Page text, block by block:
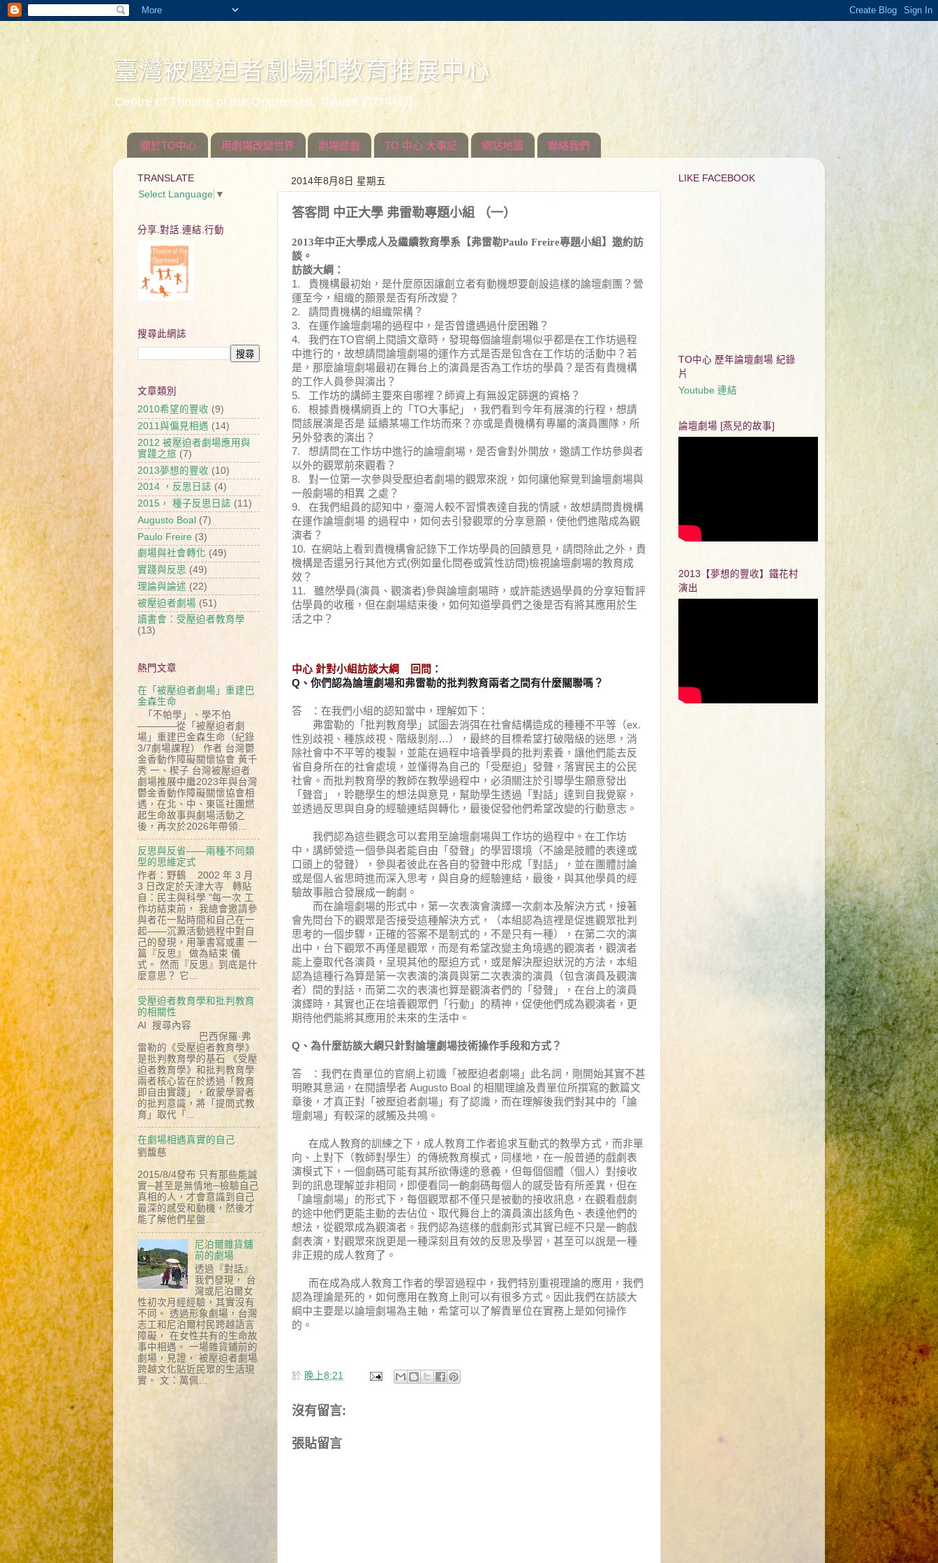
臺灣被壓迫者劇場和教育推展中心
Centre of Theatre of the Oppressed, Taiwan (TO中心)
關於TO中心 用劇場改變世界 劇場遊戲 TO 中心 大事記 網站地圖 聯絡我們
2014年8月8日 星期五
答客問 中正大學 弗雷勒專題小組 （一）
2013年中正大學成人及繼續教育學系【弗雷勒Paulo Freire專題小組】邀約訪
談。
訪談大綱：
1.
貴機構最初始，是什麼原因讓創立者有動機想要創設這樣的論壇劇團？營
運至今，組織的願景是否有所改變？
2.
請問貴機構的組織架構？
3.
在運作論壇劇場的過程中，是否曾遭遇過什麼困難？
4.
我們在TO官網上閱讀文章時，發現每個論壇劇場似乎都是在工作坊過程
中進行的，故想請問論壇劇場的運作方式是否是包含在工作坊的活動中？若
是，那麼論壇劇場最初在舞台上的演員是否為工作坊的學員？是否有貴機構
的工作人員參與演出？
5.
工作坊的講師主要來自哪裡？師資上有無設定篩選的資格？
6.
根據貴機構網頁上的「 TO大事紀」，我們看到今年有展演的行程，想請
問該展演是否是 延續某場工作坊而來？亦或是貴機構有專屬的演員團隊，所
另外發表的演出？
7.
想請問在工作坊中進行的論壇劇場，是否會對外開放，邀請工作坊參與者
以外的觀眾前來觀看？
8.
對一位第一次參與受壓迫者劇場的觀眾來說，如何讓他察覺到論壇劇場與
一般劇場的相異 之處？
9.
在我們組員的認知中，臺灣人較不習慣表達自我的情感，故想請問貴機構
在運作論壇劇場 的過程中，如何去引發觀眾的分享意願，使他們進階成為觀
演者？
10. 在網站上看到貴機構會記錄下工作坊學員的回饋意見，請問除此之外，貴
機構是否還另行其他方式(例如量化問卷或質性訪問)檢視論壇劇場的教育成
效？
11.
雖然學員(演員、觀演者)參與論壇劇場時，或許能透過學員的分享短暫評
估學員的收穫，但在劇場結束後，如何知道學員們之後是否有將其應用於生
活之中？
中心 針對小組訪談大綱 回問：
Q、你們認為論壇劇場和弗雷勒的批判教育兩者之間有什麼關聯嗎？
答 ：在我們小組的認知當中， 理解如下：
弗雷勒的「批判教育學」試圖去消弭在社會結構造成的種種不平等（ex.
性別歧視、種族歧視、階級剝削…）， 最終的目標希望打破階級的迷思，消
除社會中不平等的複製， 並能在過程中培養學員的批判素養， 讓他們能去反
省自身所在的社會處境，並懂得為自己的「受壓迫」 發聲，落實民主的公民
社會。而批判教育學的教師在教學過程中， 必須關注於引導學生願意發出
「聲音」，聆聽學生的想法與意見， 幫助學生透過「對話」達到自我覺察，
並透過反思與自身的經驗連結與轉化， 最後促發他們希望改變的行動意志。
我們認為這些觀念可以套用至論壇劇場與工作坊的過程中。 在工作坊
中，講師營造一個參與者能自由「發聲」的學習環境（不論是肢體的表達或
口頭上的發聲）， 參與者彼此在各自的發聲中形成「對話」， 並在團體討論
或是個人省思時進而深入思考，與自身的經驗連結， 最後，與其他學員的經
驗故事融合發展成一齣劇。
而在論壇劇場的形式中，第一次表演會演繹一次劇本及解決方式， 接著
會先問台下的觀眾是否接受這種解決方式，（本組認為這裡是促進觀眾批判
思考的一個步驟， 正確的答案不是制式的，不是只有一種），在第二次的演
出中， 台下觀眾不再僅是觀眾，而是有希望改變主角境遇的觀演者， 觀演者
能上臺取代各演員，呈現其他的壓迫方式， 或是解決壓迫狀況的方法， 本組
認為這種行為算是第一次表演的演員與第二次表演的演員（包含演員及觀演
者）間的對話，而第二次的表演也算是觀演者們的「 發聲」，在台上的演員
演繹時，其實也正在培養觀眾們「行動」 的精神，促使他們成為觀演者， 更
期待他們能將其應用於未來的生活中。
Q、 為什麼訪談大綱只針對論壇劇場技術操作手段和方式 ？
答   ： 我們在貴單位的官網上初識「被壓迫者劇場」此名詞， 剛開始其實不甚
明瞭其意涵，在閱讀學者 Augusto Boal 的相關理論及貴單位所撰寫的數篇文
章後，才真正對「 被壓迫者劇場」有了認識，而在理解後我們對其中的「論
壇劇場」 有較深的感觸及共鳴。
在成人教育的訓練之下，成人教育工作者追求互動式的教學方式， 而非單
向、上對下（教師對學生）的傳統教育模式，同樣地， 在一般普通的戲劇表
演模式下，一個劇碼可能有其所欲傳達的意義， 但每個個體（個人）對接收
到的訊息理解並非相同， 即便看同一齣劇碼每個人的感受皆有所差異，但在
「論壇劇場」 的形式下，每個觀眾都不僅只是被動的接收訊息， 在觀看戲劇
的途中他們更能主動的去佔位、 取代舞台上的演員演出該角色、表達他們的
想法， 從觀眾成為觀演者。 我們認為這樣的戲劇形式其實已經不只是一齣戲
劇表演， 對觀眾來說更是一種深刻且有效的反思及學習， 甚至可以說是一種
非正規的成人教育了。
而在成為成人教育工作者的學習過程中，我們特別重視理論的應用， 我們
認為理論是死的，如何應用在教育上則可以有很多方式。 因此我們在訪談大
綱中主要是以論壇劇場為主軸， 希望可以了解貴單位在實務上是如何操作
的。
於 晚上8:21
沒有留言:
張貼留言
TRANSLATE
Select Language ▼
分享.對話.連結.行動
搜尋此網誌
文章類別
2010希望的豐收 (9)
2011與偏見相遇 (14)
2012 被壓迫者劇場應用與
實踐之旅 (7)
2013夢想的豐收 (10)
2014 ，反思日誌 (4)
2015， 種子反思日誌 (11)
Augusto Boal (7)
Paulo Freire (3)
劇場與社會轉化 (49)
實踐與反思 (49)
理論與論述 (22)
被壓迫者劇場 (51)
讀書會：受壓迫者教育學
(13)
熱門文章
在「被壓迫者劇場」重建巴
金森生命
「不帕學」、學不怕
————從「被壓迫者劇
場」重建巴金森生命（紀錄
3/7劇場課程） 作者 台灣鬱
金香動作障礙關懷協會 黃千
秀 一、楔子 台灣被壓迫者
劇場推展中繼2023年與台灣
鬱金香動作障礙關懷協會相
遇，在北、中、東區社團燃
起生命故事與劇場活動之
後，再次於2026年帶領...
反思與反省——兩種不同類
型的思維定式
作者：野鶴 2002 年 3 月
3 日改定於天津大寺 轉貼
自：民主與科學 "每一次 工
作坊結束前， 我總會邀請參
與者花一點時間和自己在一
起——沉澱活動過程中對自
己的發現，用筆書寫或畫 一
篇『反思』 做為結束 儀
式。 然而『反思』到底是什
麼意思？ 它...
受壓迫者教育學和批判教育
的相關性
AI 搜尋內容
巴西保羅·弗
雷勒的《受壓迫者教育學》
是批判教育學的基石 《受壓
迫者教育學》和批判教育學
兩者核心皆在於透過「教育
即自由實踐」，啟蒙學習者
的批判意識，將「提問式教
育」取代「...
在劇場相遇真實的自己
劉馥慈
2015/8/4發布 只有那些能誠
實─甚至是無情地─檢驗自己
真相的人，才會意識到自己
最深的感受和動機，然後才
能了解他們星盤...
尼泊爾雜貨舖
前的劇場
透過『對話』
我們發現， 台
灣或尼泊爾女
性初次月經經驗，其實沒有
不同。 透過形象劇場，台灣
志工和尼泊爾村民跨越語言
障礙， 在女性共有的生命故
事中相遇。 一場雜貨鋪前的
劇場，見證， 被壓迫者劇場
跨越文化貼近民眾的生活現
實。 文：萬佩...
LIKE FACEBOOK
TO中心 歷年論壇劇場 紀錄
片
Youtube 連結
論壇劇場 [燕兒的故事]
2013【夢想的豐收】鐵花村
演出